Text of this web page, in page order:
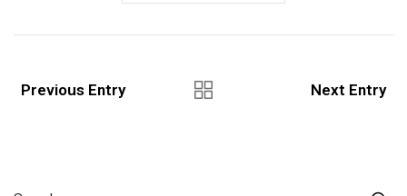
Previous Entry Next Entry